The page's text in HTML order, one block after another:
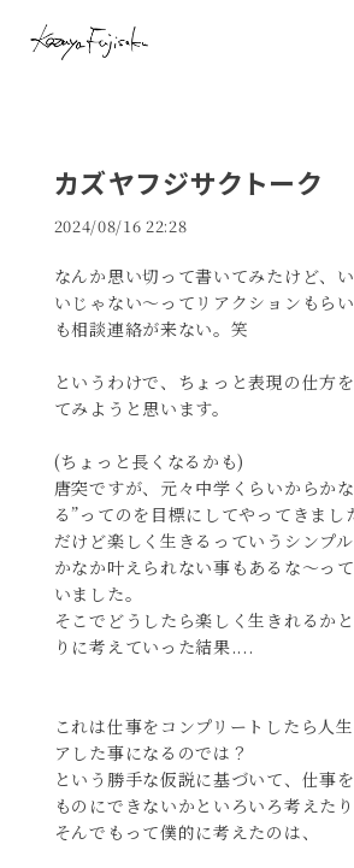
カズヤフジサクトーク
2024/08/16 22:28
なんか思い切って書いてみたけど、
いじゃない〜ってリアクションもら
も相談連絡が来ない。笑
というわけで、ちょっと表現の仕方
てみようと思います。
(ちょっと長くなるかも)
唐突ですが、元々中学くらいからか
る”ってのを目標にしてやってきまし
だけど楽しく生きるっていうシンプ
かなか叶えられない事もあるな〜っ
いました。
そこでどうしたら楽しく生きれるか
りに考えていった結果....
これは仕事をコンプリートしたら人
アした事になるのでは？
という勝手な仮説に基づいて、仕事
ものにできないかといろいろ考えた
そんでもって僕的に考えたのは、